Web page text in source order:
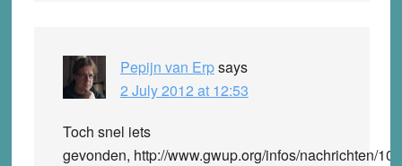
Pepijn van Erpsays
2 July 2012 at 12:53
Toch snel iets
gevonden, http://www.gwup.org/infos/nachrichten/